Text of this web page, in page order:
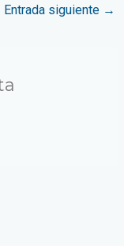
Entrada siguiente →